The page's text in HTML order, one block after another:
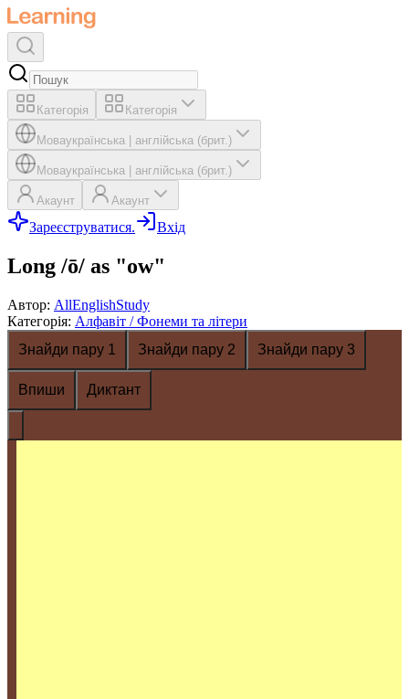
Категорія Категорія
Моваукраїнська англійська (брит.)
Моваукраїнська англійська (брит.)
Акаунт Акаунт
Зареєструватися. Вхід
Long /ō/ as "ow"
Автор: AllEnglishStudy
Категорія: Алфавіт / Фонеми та літери
Знайди пару 1
Знайди пару 2 Знайди пару 3
Впиши Диктант